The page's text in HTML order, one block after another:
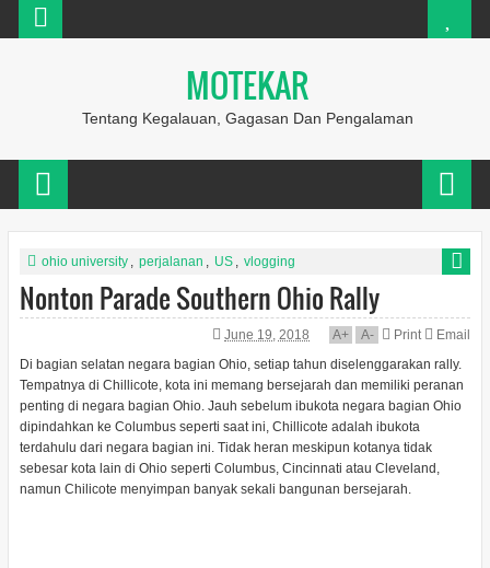
MOTEKAR
Tentang Kegalauan, Gagasan Dan Pengalaman
ohio university , perjalanan , US , vlogging
Nonton Parade Southern Ohio Rally
June 19, 2018 A+ A- Print
Email
Di bagian selatan negara bagian Ohio, setiap tahun diselenggarakan rally.
Tempatnya di Chillicote, kota ini memang bersejarah dan memiliki peranan
penting di negara bagian Ohio. Jauh sebelum ibukota negara bagian Ohio
dipindahkan ke Columbus seperti saat ini, Chillicote adalah ibukota
terdahulu dari negara bagian ini. Tidak heran meskipun kotanya tidak
sebesar kota lain di Ohio seperti Columbus, Cincinnati atau Cleveland,
namun Chilicote menyimpan banyak sekali bangunan bersejarah.